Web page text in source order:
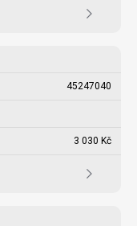
45247040
3 030 Kč